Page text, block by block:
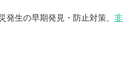
生の早期発見・防止対策、 非